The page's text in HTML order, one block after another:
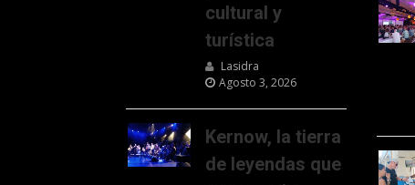
cultural y
turística
Lasidra
Agosto 3, 2026
Kernow, la tierra
de leyendas que